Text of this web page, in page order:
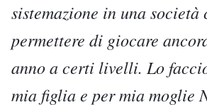
sistemazione in una società
permettere di giocare
anno a certi livelli. Lo
mia figlia e per mia moglie